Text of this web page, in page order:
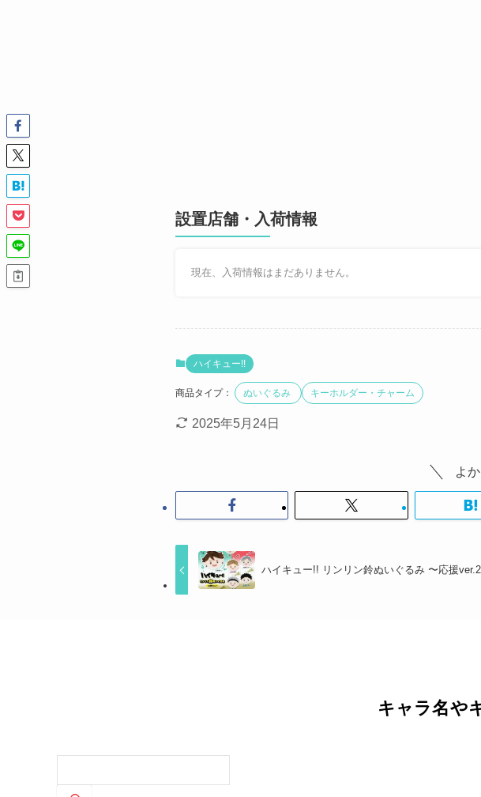
設置店舗・入荷情報
現在、入荷情報はまだありません。
ハイキュー!!
商品タイプ： ぬいぐるみ キーホルダー・チャーム
2025年5月24日
よ
ハイキュー!! リンリン鈴ぬいぐるみ 〜応援
キャラ名や
索